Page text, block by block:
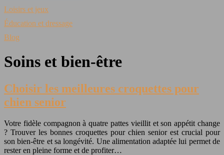
Loisirs et jeux
Éducation et dressage
Blog
Soins et bien-être
Choisir les meilleures croquettes pour
chien senior
Votre fidèle compagnon à quatre pattes vieillit et son appétit change
? Trouver les bonnes croquettes pour chien senior est crucial pour
son bien-être et sa longévité. Une alimentation adaptée lui permet de
rester en pleine forme et de profiter…